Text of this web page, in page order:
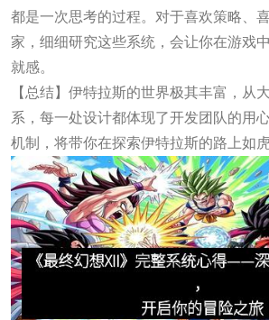
都是一次思考的过程。对于喜欢策略、
家，细细研究这些系统，会让你在游戏
就感。
【总结】伊特拉斯的世界极其丰富，从
系，每一处设计都体现了开发团队的用
机制，将带你在探索伊特拉斯的路上如虎